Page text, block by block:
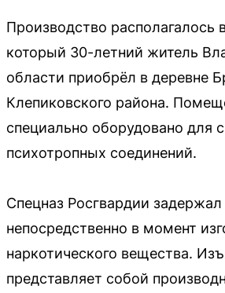
Производство располагалось
который 30-летний житель
области приобрёл в деревне
Клепиковского района.
специально оборудовано для
психотропных соединений.
Спецназ Росгвардии
непосредственно в момент
наркотического вещества.
представляет собой